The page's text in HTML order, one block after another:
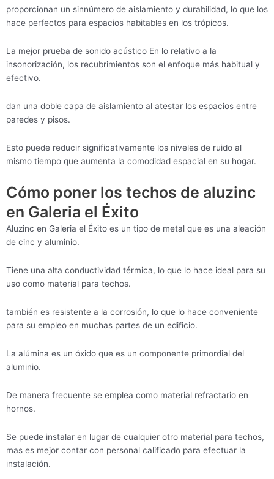
proporcionan un sinnúmero de aislamiento y durabilidad, lo que los
hace perfectos para espacios habitables en los trópicos.
La mejor prueba de sonido acústico En lo relativo a la
insonorización, los recubrimientos son el enfoque más habitual y
efectivo.
dan una doble capa de aislamiento al atestar los espacios entre
paredes y pisos.
Esto puede reducir significativamente los niveles de ruido al
mismo tiempo que aumenta la comodidad espacial en su hogar.
Cómo poner los techos de aluzinc
en Galeria el Éxito
Aluzinc en Galeria el Éxito es un tipo de metal que es una aleación
de cinc y aluminio.
Tiene una alta conductividad térmica, lo que lo hace ideal para su
uso como material para techos.
también es resistente a la corrosión, lo que lo hace conveniente
para su empleo en muchas partes de un edificio.
La alúmina es un óxido que es un componente primordial del
aluminio.
De manera frecuente se emplea como material refractario en
hornos.
Se puede instalar en lugar de cualquier otro material para techos,
mas es mejor contar con personal calificado para efectuar la
instalación.